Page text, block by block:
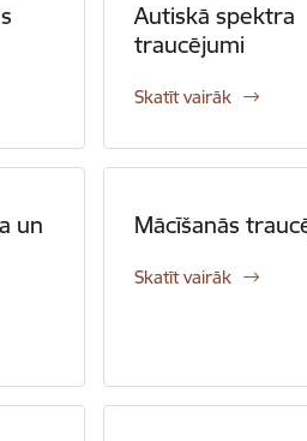
Autiskā spektra
traucējumi
Skatīt vairāk
un
Mācīšanās
Skatīt vairāk